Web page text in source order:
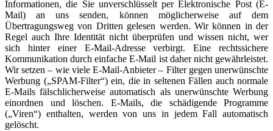
Informationen, die Sie unverschlüsselt per Elektronische Post (E-
Mail) an uns senden, können möglicherweise auf dem
Übertragungsweg von Dritten gelesen werden. Wir können in der
Regel auch Ihre Identität nicht überprüfen und wissen nicht, wer
sich hinter einer E-Mail-Adresse verbirgt. Eine rechtssichere
Kommunikation durch einfache E-Mail ist daher nicht gewährleistet.
Wir setzen – wie viele E-Mail-Anbieter – Filter gegen unerwünschte
Werbung („SPAM-Filter“) ein, die in seltenen Fällen auch normale
E-Mails fälschlicherweise automatisch als unerwünschte Werbung
einordnen und löschen. E-Mails, die schädigende Programme
(„Viren“) enthalten, werden von uns in jedem Fall automatisch
gelöscht.